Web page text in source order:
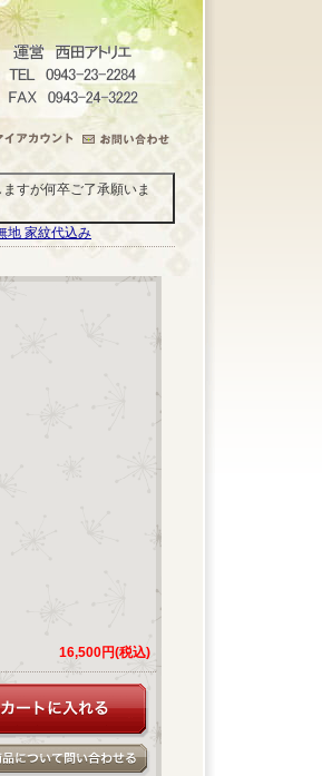
すが何卒ご了承願いま
地 家紋代込み
16,500円(税込)